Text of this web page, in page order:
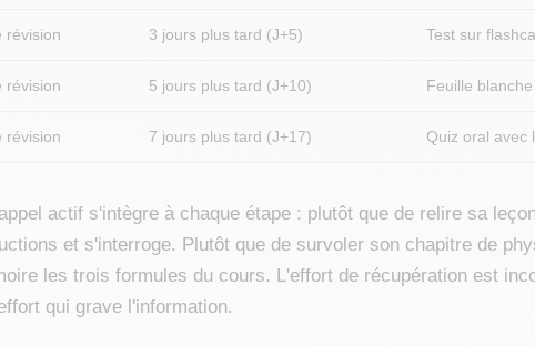
révision 3 jours plus tard (J+5) Test sur
révision 5 jours plus tard (J+10) Feuille
révision 7 jours plus tard (J+17) Quiz oral avec
actif s'intègre à chaque étape : plutôt que de relire sa
et s'interroge. Plutôt que de survoler son chapitre de
les trois formules du cours. L'effort de récupération est
qui grave l'information.